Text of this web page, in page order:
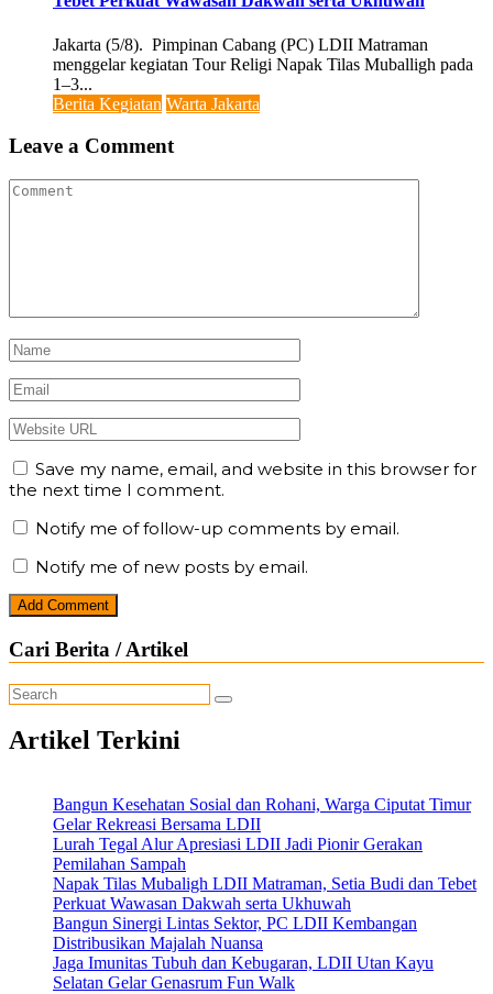
Jakarta (5/8). Pimpinan Cabang (PC) LDII Matraman
menggelar kegiatan Tour Religi Napak Tilas Muballigh pada
1–3...
Berita Kegiatan Warta Jakarta
Leave a Comment
Save my name, email, and website in this browser for
the next time I comment.
Notify me of follow-up comments by email.
Notify me of new posts by email.
Cari Berita / Artikel
Artikel Terkini
Bangun Kesehatan Sosial dan Rohani, Warga Ciputat Timur
Gelar Rekreasi Bersama LDII
Lurah Tegal Alur Apresiasi LDII Jadi Pionir Gerakan
Pemilahan Sampah
Napak Tilas Mubaligh LDII Matraman, Setia Budi dan Tebet
Perkuat Wawasan Dakwah serta Ukhuwah
Bangun Sinergi Lintas Sektor, PC LDII Kembangan
Distribusikan Majalah Nuansa
Jaga Imunitas Tubuh dan Kebugaran, LDII Utan Kayu
Selatan Gelar Genasrum Fun Walk